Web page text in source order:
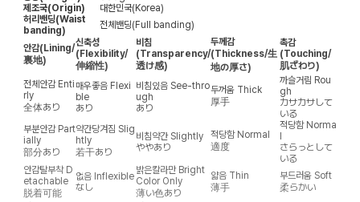
제조국(Origin)
대한민국(Korea)
허리밴딩(Waist
banding)
전체밴딩(Full banding)
안감(Lining/
裏地)
신축성
(Flexibility/
伸縮性)
비침
(Transparency/
透け感)
두께감
(Thickness/生
地の厚さ)
촉감
(Touching/
肌ざわり)
전체안감 Enti
rly
全体あり
매우좋음 Flexi
ble
あり
비침있음 See-thro
ugh
あり
두꺼움 Thick
厚手
까슬거림 Rou
gh
カサカサして
いる
부분안감 Part
ially
部分あり
약간당겨짐 Slig
htly
若干あり
비침약간 Slightly
ややあり
적당함 Normal
適度
적당함 Norma
さらっとして
いる
안감탈부착 D
etachable
脱着可能
없음 Inflexible
なし
밝은칼라만 Bright
Color Only
薄い色あり
얇음 Thin
薄手
부드러움 Soft
柔らかい